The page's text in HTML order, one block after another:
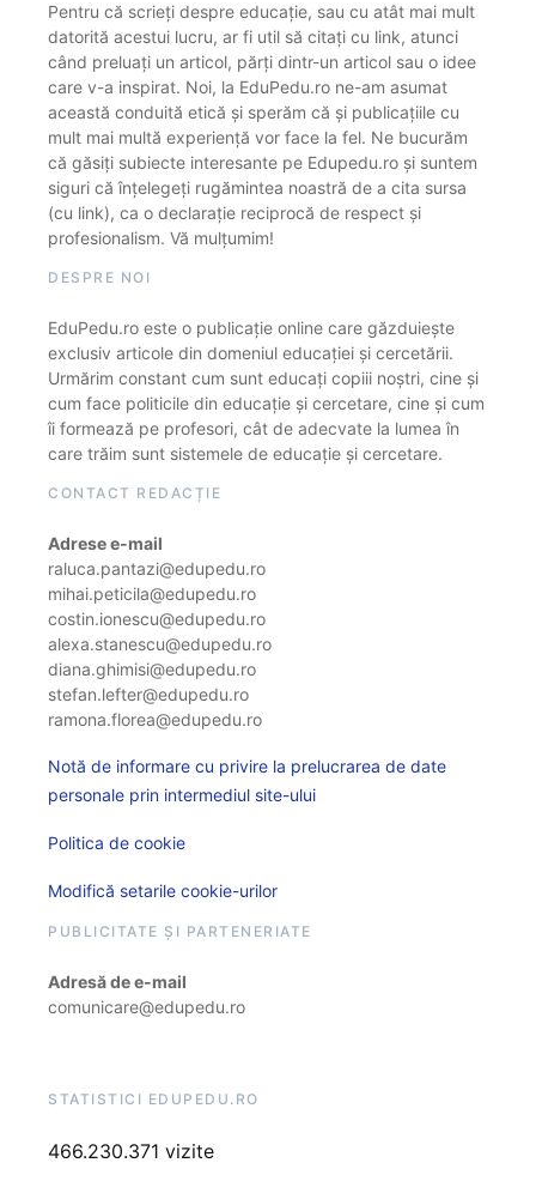
Pentru că scrieți despre educație, sau cu atât mai mult
datorită acestui lucru, ar fi util să citați cu link, atunci
când preluați un articol, părți dintr-un articol sau o idee
care v-a inspirat. Noi, la EduPedu.ro ne-am asumat
această conduită etică și sperăm că și publicațiile cu
mult mai multă experiență vor face la fel. Ne bucurăm
că găsiți subiecte interesante pe Edupedu.ro și suntem
siguri că înțelegeți rugămintea noastră de a cita sursa
(cu link), ca o declarație reciprocă de respect și
profesionalism. Vă mulțumim!
DESPRE NOI
EduPedu.ro este o publicație online care găzduiește
exclusiv articole din domeniul educației și cercetării.
Urmărim constant cum sunt educați copiii noștri, cine și
cum face politicile din educație și cercetare, cine și cum
îi formează pe profesori, cât de adecvate la lumea în
care trăim sunt sistemele de educație și cercetare.
CONTACT REDACȚIE
Adrese e-mail
raluca.pantazi@edupedu.ro
mihai.peticila@edupedu.ro
costin.ionescu@edupedu.ro
alexa.stanescu@edupedu.ro
diana.ghimisi@edupedu.ro
stefan.lefter@edupedu.ro
ramona.florea@edupedu.ro
Notă de informare cu privire la prelucrarea de date
personale prin intermediul site-ului
Politica de cookie
Modifică setarile cookie-urilor
PUBLICITATE ȘI PARTENERIATE
Adresă de e-mail
comunicare@edupedu.ro
STATISTICI EDUPEDU.RO
466.230.371 vizite